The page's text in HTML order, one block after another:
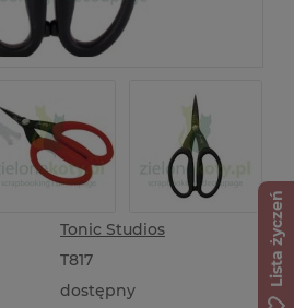
Tonic Studios
T817
dostępny
Lista życzeń